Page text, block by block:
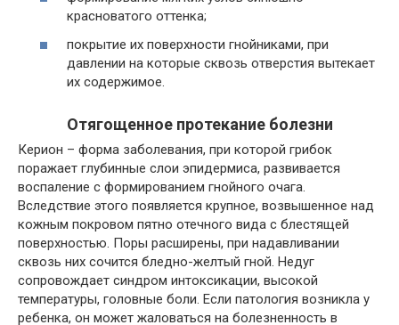
красноватого оттенка;
покрытие их поверхности гнойниками, при
давлении на которые сквозь отверстия вытекает
их содержимое.
Отягощенное протекание болезни
Керион – форма заболевания, при которой грибок
поражает глубинные слои эпидермиса, развивается
воспаление с формированием гнойного очага.
Вследствие этого появляется крупное, возвышенное над
кожным покровом пятно отечного вида с блестящей
поверхностью. Поры расширены, при надавливании
сквозь них сочится бледно-желтый гной. Недуг
сопровождает синдром интоксикации, высокой
температуры, головные боли. Если патология возникла у
ребенка, он может жаловаться на болезненность в